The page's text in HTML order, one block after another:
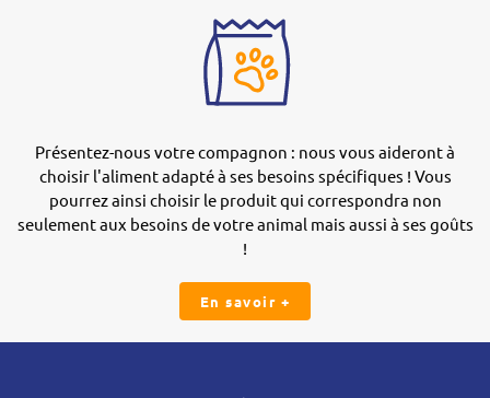
Présentez-nous votre compagnon : nous vous aideront à
choisir l'aliment adapté à ses besoins spécifiques ! Vous
pourrez ainsi choisir le produit qui correspondra non
seulement aux besoins de votre animal mais aussi à ses goûts
!
En savoir +